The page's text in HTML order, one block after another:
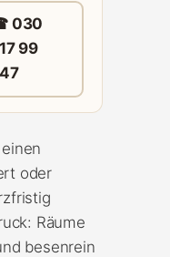
030
99
oder
Räume
besenrein